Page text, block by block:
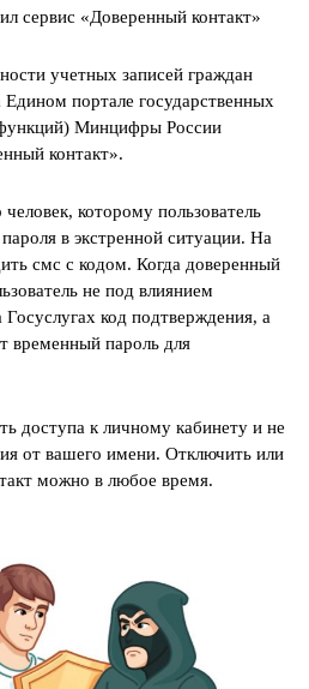
сервис «Доверенный контакт»
учетных записей граждан
портале государственных
Минцифры России
контакт».
которому пользователь
в экстренной ситуации. На
смс с кодом. Когда доверенный
не под влиянием
код подтверждения, а
временный пароль для
доступа к личному кабинету и не
от вашего имени. Отключить или
можно в любое время.